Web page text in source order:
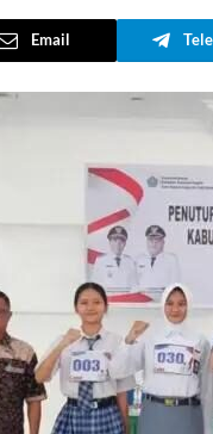
Email